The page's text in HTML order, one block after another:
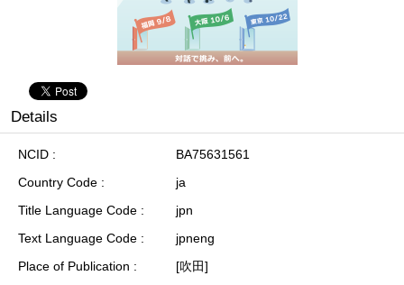
Details
NCID
BA75631561
Country Code
ja
Title Language Code
jpn
Text Language Code
jpneng
Place of Publication
[吹田]